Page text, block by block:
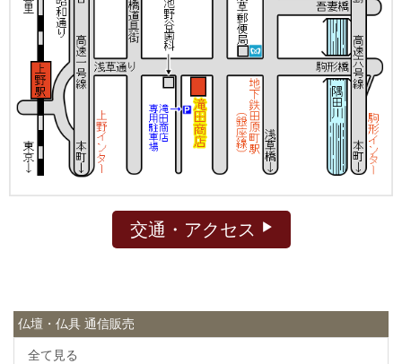
交通・アクセス
仏壇・仏具 通信販売
全て見る